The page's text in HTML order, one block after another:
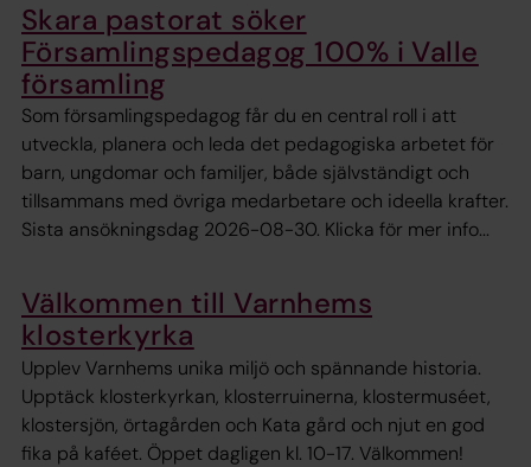
Skara pastorat söker
Församlingspedagog 100% i Valle
församling
Som församlingspedagog får du en central roll i att
utveckla, planera och leda det pedagogiska arbetet för
barn, ungdomar och familjer, både självständigt och
tillsammans med övriga medarbetare och ideella krafter.
Sista ansökningsdag 2026-08-30. Klicka för mer info...
Välkommen till Varnhems
klosterkyrka
Upplev Varnhems unika miljö och spännande historia.
Upptäck klosterkyrkan, klosterruinerna, klostermuséet,
klostersjön, örtagården och Kata gård och njut en god
fika på kaféet. Öppet dagligen kl. 10-17. Välkommen!